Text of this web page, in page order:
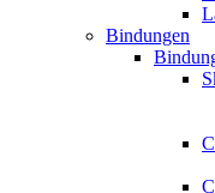
Bindungen